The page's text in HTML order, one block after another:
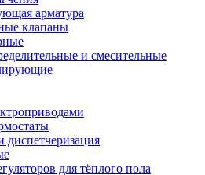
арматура
клапаны
и смесительные
диспетчеризация
для тёплого пола